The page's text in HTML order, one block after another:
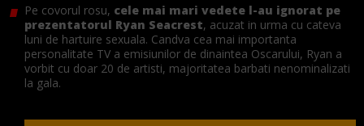
Pe covorul rosu, cele mai mari vedete l-au ignorat pe
prezentatorul Ryan Seacrest, acuzat in urma cu cateva
luni de hartuire sexuala. Candva cea mai importanta
personalitate TV a emisiunilor de dinaintea Oscarului, Ryan a
vorbit cu doar 20 de artisti, majoritatea barbati nenominalizati
la gala.